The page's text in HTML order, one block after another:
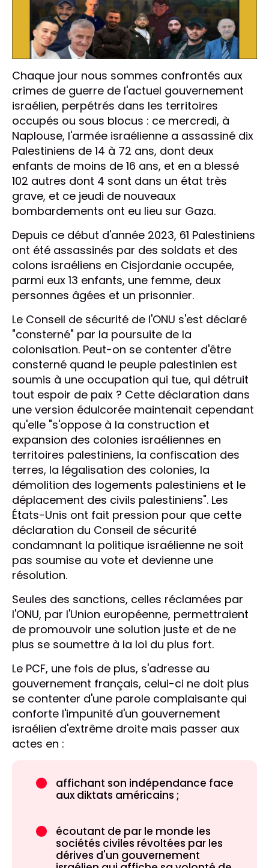
Chaque jour nous sommes confrontés aux
crimes de guerre de l'actuel gouvernement
israélien, perpétrés dans les territoires
occupés ou sous blocus : ce mercredi, à
Naplouse, l'armée israélienne a assassiné dix
Palestiniens de 14 à 72 ans, dont deux
enfants de moins de 16 ans, et en a blessé
102 autres dont 4 sont dans un état très
grave, et ce jeudi de nouveaux
bombardements ont eu lieu sur Gaza.
Depuis ce début d'année 2023, 61 Palestiniens
ont été assassinés par des soldats et des
colons israéliens en Cisjordanie occupée,
parmi eux 13 enfants, une femme, deux
personnes âgées et un prisonnier.
Le Conseil de sécurité de l'ONU s'est déclaré
"consterné" par la poursuite de la
colonisation. Peut-on se contenter d'être
consterné quand le peuple palestinien est
soumis à une occupation qui tue, qui détruit
tout espoir de paix ? Cette déclaration dans
une version édulcorée maintenait cependant
qu'elle "s'oppose à la construction et
expansion des colonies israéliennes en
territoires palestiniens, la confiscation des
terres, la légalisation des colonies, la
démolition des logements palestiniens et le
déplacement des civils palestiniens". Les
États-Unis ont fait pression pour que cette
déclaration du Conseil de sécurité
condamnant la politique israélienne ne soit
pas soumise au vote et devienne une
résolution.
Seules des sanctions, celles réclamées par
l'ONU, par l'Union européenne, permettraient
de promouvoir une solution juste et de ne
plus se soumettre à la loi du plus fort.
Le PCF, une fois de plus, s'adresse au
gouvernement français, celui-ci ne doit plus
se contenter d'une parole complaisante qui
conforte l'impunité d'un gouvernement
israélien d'extrême droite mais passer aux
actes en :
affichant son indépendance face
aux diktats américains ;
écoutant de par le monde les
sociétés civiles révoltées par les
dérives d'un gouvernement